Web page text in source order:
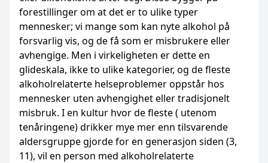
forestillinger om at det er to ulike typer
mennesker; vi mange som kan nyte alkohol på
forsvarlig vis, og de få som er misbrukere eller
avhengige. Men i virkeligheten er dette en
glideskala, ikke to ulike kategorier, og de fleste
alkoholrelaterte helseproblemer oppstår hos
mennesker uten avhengighet eller tradisjonelt
misbruk. I en kultur hvor de fleste ( utenom
tenåringene) drikker mye mer enn tilsvarende
aldersgruppe gjorde for en generasjon siden (3,
11), vil en person med alkoholrelaterte